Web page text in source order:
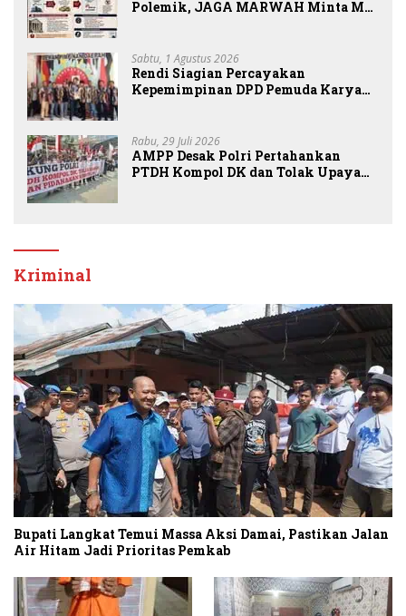
Polemik, JAGA MARWAH Minta MA
Sabtu, 1 Agustus 2026
Rendi Siagian Percayakan
Kepemimpinan DPD Pemuda Karya
Rabu, 29 Juli 2026
AMPP Desak Polri Pertahankan
PTDH Kompol DK dan Tolak Upaya
Kriminal
Bupati Langkat Temui Massa Aksi Damai, Pastikan Jalan
Air Hitam Jadi Prioritas Pemkab